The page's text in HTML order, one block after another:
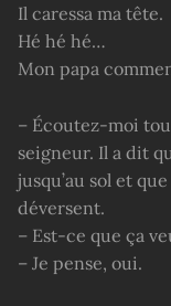
Il caressa ma tête.
Hé hé hé…
Mon papa
– Écoutez-moi
seigneur. Il a dit
jusqu’au sol et
déversent.
– Est-ce que ça
– Je pense, oui.